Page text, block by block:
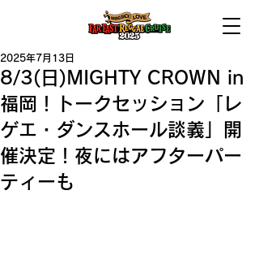
8/3(日)MIGHTY CROWN in
福岡！トークセッション「レ
ゲエ・ダンスホール談義」開
催決定！夜にはアフターパー
ティーも
2025年7月13日